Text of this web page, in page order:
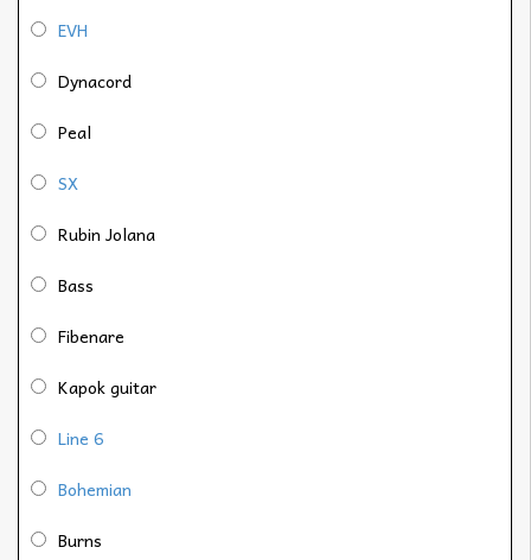
EVH
Dynacord
Peal
SX
Rubin Jolana
Bass
Fibenare
Kapok guitar
Line 6
Bohemian
Burns